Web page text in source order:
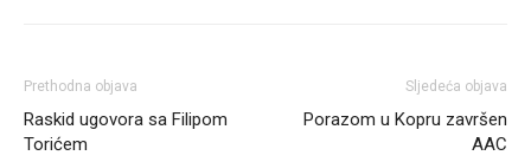
Prethodna objava
Raskid ugovora sa Filipom
Torićem
Sljedeća objava
Porazom u Kopru završen
AAC